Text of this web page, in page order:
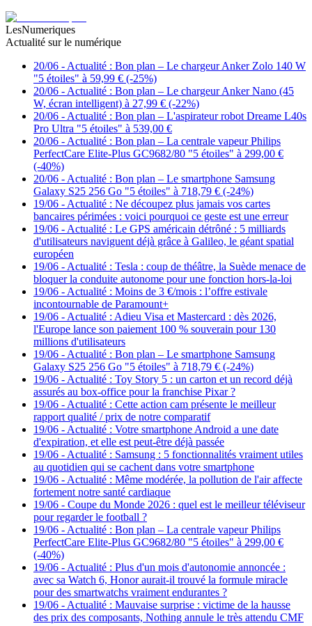
LesNumeriques
Actualité sur le numérique
20/06 - Actualité : Bon plan – Le chargeur Anker Zolo 140 W
"5 étoiles" à 59,99 € (-25%)
20/06 - Actualité : Bon plan – Le chargeur Anker Nano (45
W, écran intelligent) à 27,99 € (-22%)
20/06 - Actualité : Bon plan – L'aspirateur robot Dreame L40s
Pro Ultra "5 étoiles" à 539,00 €
20/06 - Actualité : Bon plan – La centrale vapeur Philips
PerfectCare Elite-Plus GC9682/80 "5 étoiles" à 299,00 €
(-40%)
20/06 - Actualité : Bon plan – Le smartphone Samsung
Galaxy S25 256 Go "5 étoiles" à 718,79 € (-24%)
19/06 - Actualité : Ne découpez plus jamais vos cartes
bancaires périmées : voici pourquoi ce geste est une erreur
19/06 - Actualité : Le GPS américain détrôné : 5 milliards
d'utilisateurs naviguent déjà grâce à Galileo, le géant spatial
européen
19/06 - Actualité : Tesla : coup de théâtre, la Suède menace de
bloquer la conduite autonome pour une fonction hors-la-loi
19/06 - Actualité : Moins de 3 €/mois : l’offre estivale
incontournable de Paramount+
19/06 - Actualité : Adieu Visa et Mastercard : dès 2026,
l'Europe lance son paiement 100 % souverain pour 130
millions d'utilisateurs
19/06 - Actualité : Bon plan – Le smartphone Samsung
Galaxy S25 256 Go "5 étoiles" à 718,79 € (-24%)
19/06 - Actualité : Toy Story 5 : un carton et un record déjà
assurés au box-office pour la franchise Pixar ?
19/06 - Actualité : Cette action cam présente le meilleur
rapport qualité / prix de notre comparatif
19/06 - Actualité : Votre smartphone Android a une date
d'expiration, et elle est peut-être déjà passée
19/06 - Actualité : Samsung : 5 fonctionnalités vraiment utiles
au quotidien qui se cachent dans votre smartphone
19/06 - Actualité : Même modérée, la pollution de l'air affecte
fortement notre santé cardiaque
19/06 - Coupe du Monde 2026 : quel est le meilleur téléviseur
pour regarder le football ?
19/06 - Actualité : Bon plan – La centrale vapeur Philips
PerfectCare Elite-Plus GC9682/80 "5 étoiles" à 299,00 €
(-40%)
19/06 - Actualité : Plus d'un mois d'autonomie annoncée :
avec sa Watch 6, Honor aurait-il trouvé la formule miracle
pour des smartwatchs vraiment endurantes ?
19/06 - Actualité : Mauvaise surprise : victime de la hausse
des prix des composants, Nothing annule le très attendu CMF